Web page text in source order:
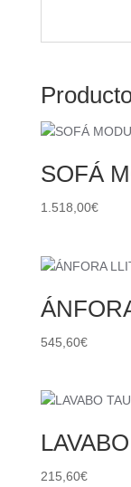
SOFÁ
1.518,00€
545,60€
215,60€